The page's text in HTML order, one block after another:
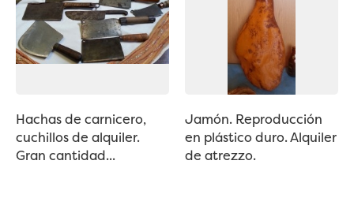
Hachas de carnicero,
cuchillos de alquiler.
Gran cantidad...
Jamón. Reproducción
en plástico duro. Alquiler
de atrezzo.